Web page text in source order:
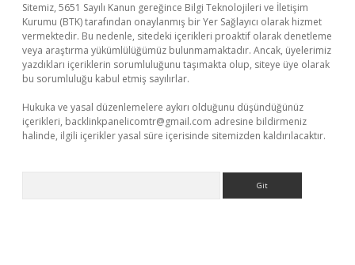
Sitemiz, 5651 Sayılı Kanun gereğince Bilgi Teknolojileri ve İletişim
Kurumu (BTK) tarafından onaylanmış bir Yer Sağlayıcı olarak hizmet
vermektedir. Bu nedenle, sitedeki içerikleri proaktif olarak denetleme
veya araştırma yükümlülüğümüz bulunmamaktadır. Ancak, üyelerimiz
yazdıkları içeriklerin sorumluluğunu taşımakta olup, siteye üye olarak
bu sorumluluğu kabul etmiş sayılırlar.
Hukuka ve yasal düzenlemelere aykırı olduğunu düşündüğünüz
içerikleri, backlinkpanelicomtr@gmail.com adresine bildirmeniz
halinde, ilgili içerikler yasal süre içerisinde sitemizden kaldırılacaktır.